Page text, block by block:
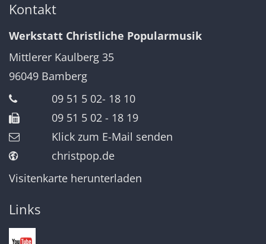
Kontakt
Werkstatt Christliche Popularmusik
Mittlerer Kaulberg 35
96049 Bamberg
09 51 5 02- 18 10
09 51 5 02 - 18 19
Klick zum E-Mail senden
christpop.de
Visitenkarte herunterladen
Links